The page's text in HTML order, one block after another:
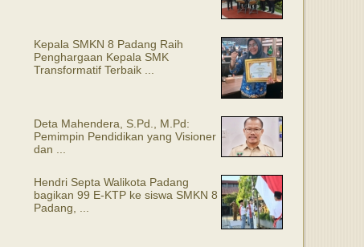
Kepala SMKN 8 Padang Raih
Penghargaan Kepala SMK
Transformatif Terbaik ...
Deta Mahendera, S.Pd., M.Pd:
Pemimpin Pendidikan yang Visioner
dan ...
Hendri Septa Walikota Padang
bagikan 99 E-KTP ke siswa SMKN 8
Padang, ...